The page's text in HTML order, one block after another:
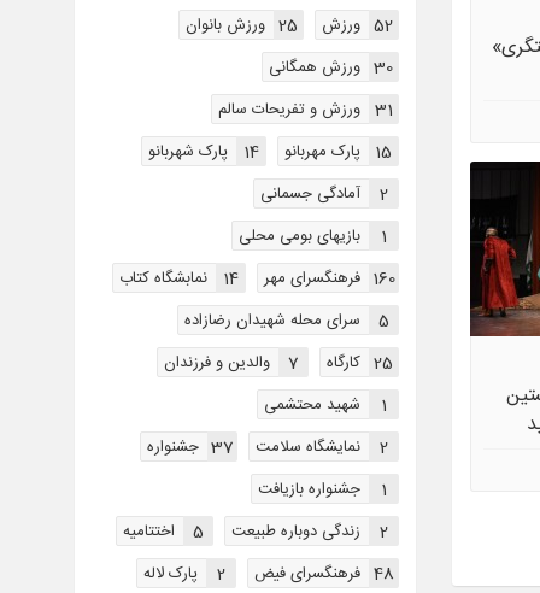
ورزش 52 ورزش بانوان 25
ورزش همگانی 30
ورزش و تفریحات سالم 31
پارک مهربانو 15 پارک شهربانو 14
آمادگی جسمانی 2
بازیهای بومی محلی 1
فرهنگسرای مهر 160 نمابشگاه کتاب 14
سرای محله شهیدان رضازاده 5
کارگاه 25 والدین و فرزندان 7
شهید محتشمی 1
نمایشگاه سلامت 2 جشنواره 37
جشنواره بازیافت 1
زندگی دوباره طبیعت 2 اختتاميه 5
فرهنگسرای فیض 48 پارک لاله 2